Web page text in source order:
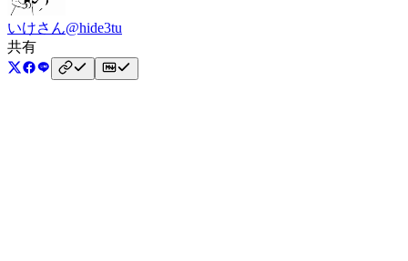
いけさん@hide3tu
共有